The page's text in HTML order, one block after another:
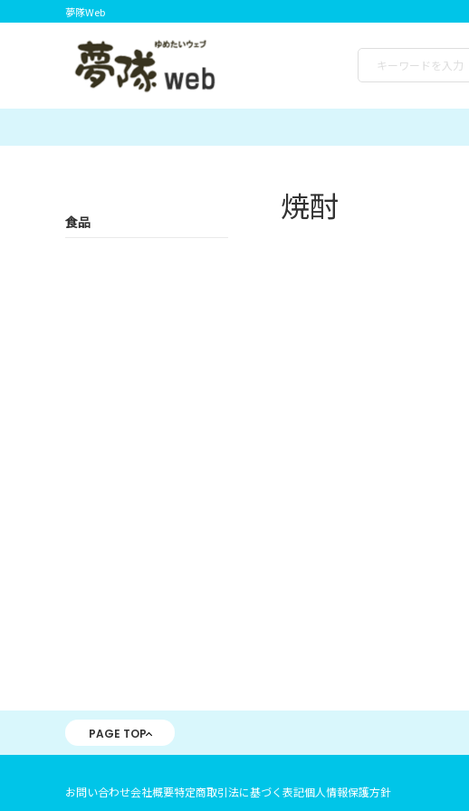
夢隊Web
食品 焼酎
PAGE TOP
お問い合わせ会社概要特定商取引法に基づく表記個人情報保護方針